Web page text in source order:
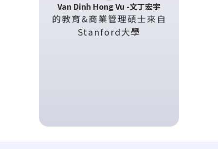
Van Dinh Hong Vu -文丁宏宇
的教育&商業管理碩士來自
Stanford大學